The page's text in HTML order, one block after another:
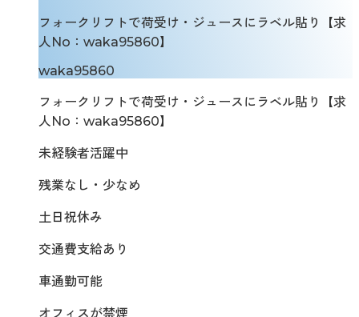
フォークリフトで荷受け・ジュースにラベル貼り【求
人No：waka95860】
waka95860
フォークリフトで荷受け・ジュースにラベル貼り【求
人No：waka95860】
未経験者活躍中
残業なし・少なめ
土日祝休み
交通費支給あり
車通勤可能
オフィスが禁煙